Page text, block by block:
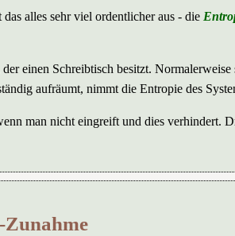
alles sehr viel ordentlicher aus - die
einen Schreibtisch besitzt. Normalerweise
aufräumt, nimmt die Entropie des
man nicht eingreift und dies verhindert.
Zunahme